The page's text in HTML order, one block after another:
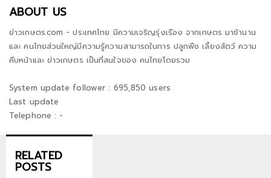
ABOUT US
ข่าวเกษตร.com - ประเทศไทย มีความเจริญรุ่งเรือง จากเกษตร มาช้านาน
และ คนไทยส่วนใหญ่มีความรู้ความสามารถในการ ปลูกพืช เลี้ยงสัตว์ ความ
คืบหน้าและ ข่าวเกษตร เป็นที่สนใจของ คนไทยโดยรวม
System update follower : 695,850 users
Last update
Telephone : -
RELATED
POSTS